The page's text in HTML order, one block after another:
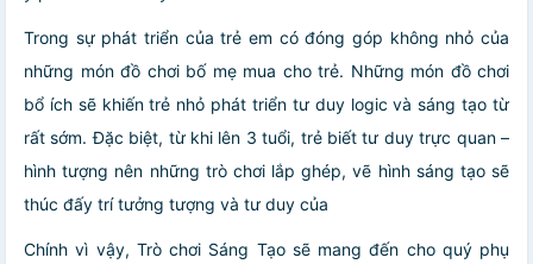
Trong sự phát triển của trẻ em có đóng góp không nhỏ của
những món đồ chơi bố mẹ mua cho trẻ. Những món đồ chơi
bổ ích sẽ khiến trẻ nhỏ phát triển tư duy logic và sáng tạo từ
rất sớm. Đặc biệt, từ khi lên 3 tuổi, trẻ biết tư duy trực quan –
hình tượng nên những trò chơi lắp ghép, vẽ hình sáng tạo sẽ
thúc đấy trí tưởng tượng và tư duy của
Chính vì vậy, Trò chơi Sáng Tạo sẽ mang đến cho quý phụ